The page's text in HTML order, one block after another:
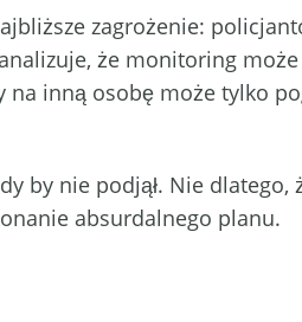
zagrożenie:
że monitoring
na inną osobę może tylko
by nie podjął. Nie dlatego,
absurdalnego planu.